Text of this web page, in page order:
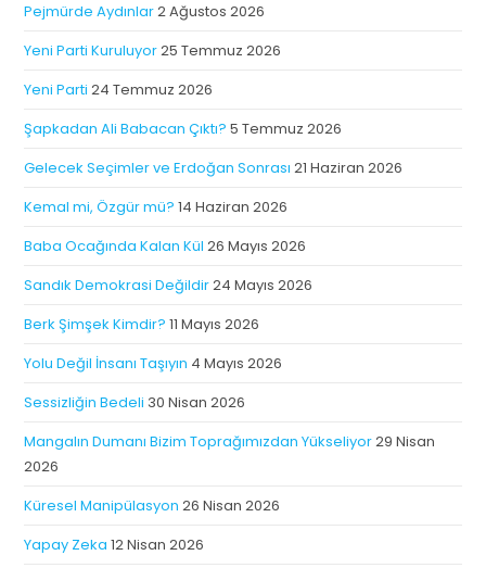
Pejmürde Aydınlar2 Ağustos 2026
Yeni Parti Kuruluyor25 Temmuz 2026
Yeni Parti 24 Temmuz 2026
Şapkadan Ali Babacan Çıktı? 5 Temmuz 2026
Gelecek Seçimler ve Erdoğan Sonrası 21 Haziran 2026
Kemal mi, Özgür mü? 14 Haziran 2026
Baba Ocağında Kalan Kül 26 Mayıs 2026
Sandık Demokrasi Değildir24 Mayıs 2026
Berk Şimşek Kimdir? 11 Mayıs 2026
Yolu Değil İnsanı Taşıyın 4 Mayıs 2026
Sessizliğin Bedeli 30 Nisan 2026
Mangalın Dumanı Bizim Toprağımızdan Yükseliyor29 Nisan
2026
Küresel Manipülasyon 26 Nisan 2026
Yapay Zeka 12 Nisan 2026